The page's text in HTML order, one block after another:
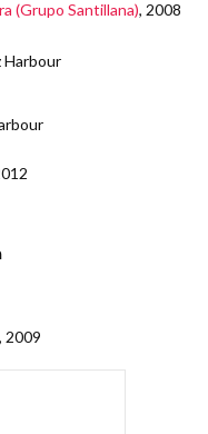
(Grupo Santillana), 2008
, 2009